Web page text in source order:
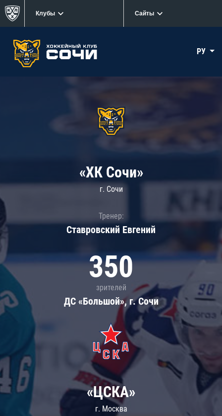
Клубы Сайты
РУ
«ХК Сочи»
г. Сочи
Тренер:
Ставровский Евгений
350
зрителей
ДС «Большой», г. Сочи
«ЦСКА»
г. Москва